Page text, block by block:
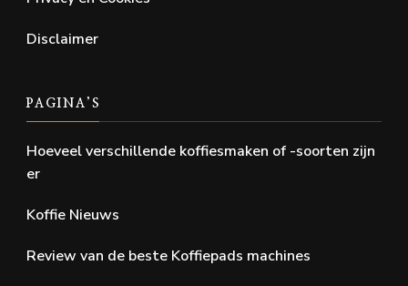
Disclaimer
PAGINA’S
Hoeveel verschillende koffiesmaken of -soorten zijn
er
Koffie Nieuws
Review van de beste Koffiepads machines